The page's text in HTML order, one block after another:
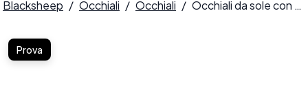
Blacksheep / Occhiali / Occhiali / Occhiali da sole con montatura tartarugata a farfalla in TR90 #BS423-0409
Prova